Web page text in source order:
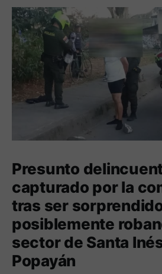
Presunto
capturado por la
tras ser
posiblemente
sector de Santa
Popayán